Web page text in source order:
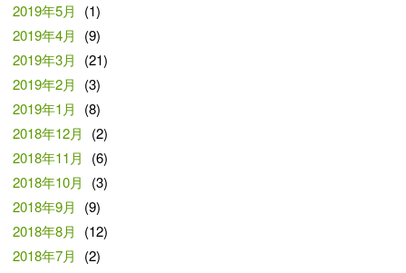
2019年5月
(1)
2019年4月
(9)
2019年3月
(21)
2019年2月
(3)
2019年1月
(8)
2018年12月
(2)
2018年11月
(6)
2018年10月
(3)
2018年9月
(9)
2018年8月
(12)
2018年7月
(2)